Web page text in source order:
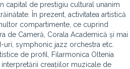
capital de prestigiu cultural unanim
În prezent, activitatea artistică
compartimente, ce cuprind
de Cameră, Corala Academică și mai
symphonic jazz orchestra etc.
de profil, Filarmonica Oltenia
creațiilor muzicale de